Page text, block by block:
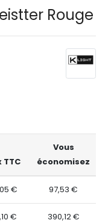
Rouge
TTC
Vous
économisez
€ 97,53 €
€ 390,12 €